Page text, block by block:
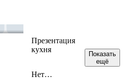
Презентация
кухня
Нет
Показать
ещё